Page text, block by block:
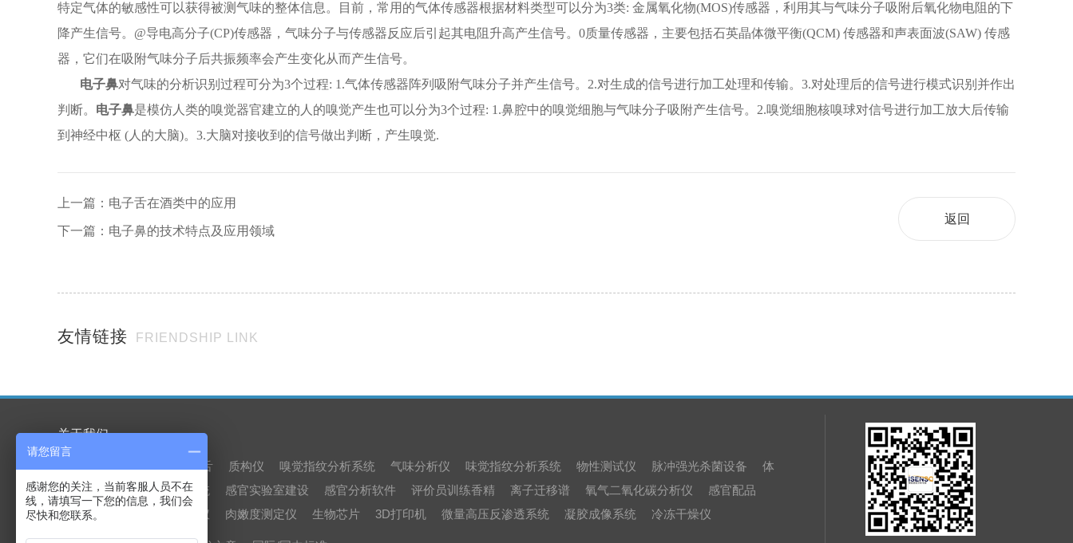
特定气体的敏感性可以获得被测气味的整体信息。目前，常用的气体传感器根据材料类型可以分为3类: 金属氧化物(MOS)传感器，利用其与气味分子吸附后氧化物电阻的下
降产生信号。@导电高分子(CP)传感器，气味分子与传感器反应后引起其电阻升高产生信号。0质量传感器，主要包括石英晶体微平衡(QCM) 传感器和声表面波(SAW) 传感
器，它们在吸附气味分子后共振频率会产生变化从而产生信号。
电子鼻对气味的分析识别过程可分为3个过程: 1.气体传感器阵列吸附气味分子并产生信号。2.对生成的信号进行加工处理和传输。3.对处理后的信号进行模式识别并作出
判断。 电子鼻是模仿人类的嗅觉器官建立的人的嗅觉产生也可以分为3个过程: 1.鼻腔中的嗅觉细胞与气味分子吸附产生信号。2.嗅觉细胞核嗅球对信号进行加工放大后传输
到神经中枢 (人的大脑)。3.大脑对接收到的信号做出判断，产生嗅觉.
上一篇： 电子舌在酒类中的应用
下一篇： 电子鼻的技术特点及应用领域
返回
友情链接 FRIENDSHIP LINK
关于我们
电子舌 质构仪 嗅觉指纹分析系统 气味分析仪 味觉指纹分析系统 物性测试仪 脉冲强光杀菌设备
体
外模拟消化系统
感官实验室建设 感官分析软件 评价员训练香精 离子迁移谱 氧气二氧化碳分析仪
感官配品
凝胶强度测定仪
肉嫩度测定仪 生物芯片 3D打印机 微量高压反渗透系统 凝胶成像系统 冷冻干燥仪
请您留言
感谢您的关注，当前客服人员不在
线，请填写一下您的信息，我们会
尽快和您联系。